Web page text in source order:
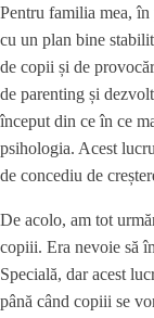
Pentru familia mea,
cu un plan bine
de copii și de
de parenting și
început din ce în ce
psihologia. Acest
de concediu de
De acolo, am tot
copiii. Era nevoie să
Specială, dar acest
până când copiii se